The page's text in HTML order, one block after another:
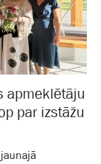
apmeklētāju
par izstāžu